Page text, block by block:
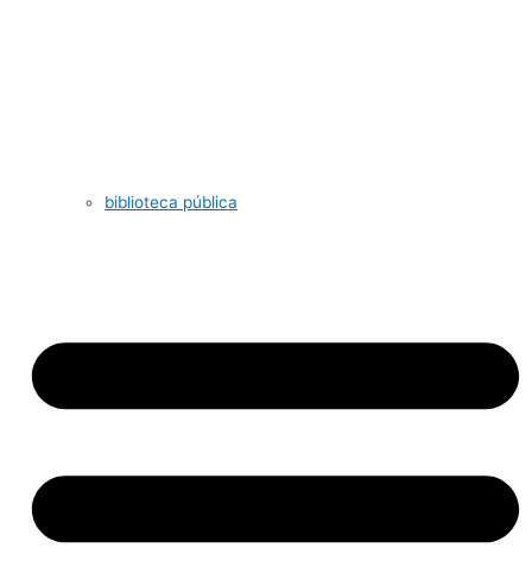
biblioteca pública